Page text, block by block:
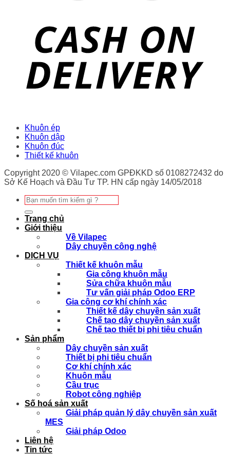
Khuôn ép
Khuôn dập
Khuôn đúc
Thiết kế khuôn
Copyright 2020 © Vilapec.com GPĐKKD số 0108272432 do
Sở Kế Hoạch và Đầu Tư TP. HN cấp ngày 14/05/2018
Tìm
Trang chủ
Giới thiệu
Về Vilapec
Dây chuyền công nghệ
DỊCH VỤ
Thiết kế khuôn mẫu
Gia công khuôn mẫu
Sửa chữa khuôn mẫu
Tư vấn giải pháp Odoo ERP
Gia công cơ khí chính xác
Thiết kế dây chuyền sản xuất
Chế tạo dây chuyền sản xuất
Chế tạo thiết bị phi tiêu chuẩn
Sản phẩm
Dây chuyền sản xuất
Thiết bị phi tiêu chuẩn
Cơ khí chính xác
Khuôn mẫu
Cầu trục
Robot công nghiệp
Số hoá sản xuất
Giải pháp quản lý dây chuyền sản xuất
MES
Giải pháp Odoo
Liên hệ
Tin tức